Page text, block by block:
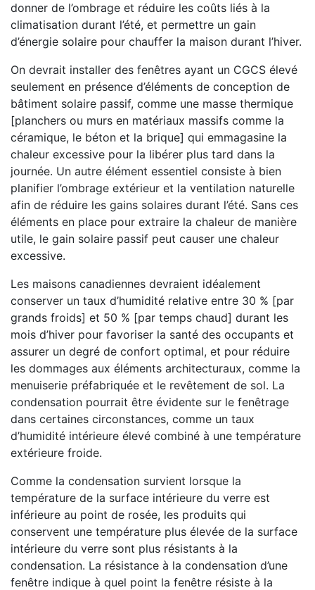
donner de l’ombrage et réduire les coûts liés à la
climatisation durant l’été, et permettre un gain
d’énergie solaire pour chauffer la maison durant l’hiver.
On devrait installer des fenêtres ayant un CGCS élevé
seulement en présence d’éléments de conception de
bâtiment solaire passif, comme une masse thermique
[planchers ou murs en matériaux massifs comme la
céramique, le béton et la brique] qui emmagasine la
chaleur excessive pour la libérer plus tard dans la
journée. Un autre élément essentiel consiste à bien
planifier l’ombrage extérieur et la ventilation naturelle
afin de réduire les gains solaires durant l’été. Sans ces
éléments en place pour extraire la chaleur de manière
utile, le gain solaire passif peut causer une chaleur
excessive.
Les maisons canadiennes devraient idéalement
conserver un taux d’humidité relative entre 30 % [par
grands froids] et 50 % [par temps chaud] durant les
mois d’hiver pour favoriser la santé des occupants et
assurer un degré de confort optimal, et pour réduire
les dommages aux éléments architecturaux, comme la
menuiserie préfabriquée et le revêtement de sol. La
condensation pourrait être évidente sur le fenêtrage
dans certaines circonstances, comme un taux
d’humidité intérieure élevé combiné à une température
extérieure froide.
Comme la condensation survient lorsque la
température de la surface intérieure du verre est
inférieure au point de rosée, les produits qui
conservent une température plus élevée de la surface
intérieure du verre sont plus résistants à la
condensation. La résistance à la condensation d’une
fenêtre indique à quel point la fenêtre résiste à la